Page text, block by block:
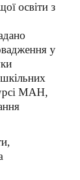
освіти з
у
МАН,